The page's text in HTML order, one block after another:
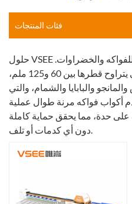
فئات المنتجات
حلول VSEE الوقائية الشاملة لما بعد الحصاد للفواكه والخضراوات.
بالنسبة للفواكه والخضراوات التي يتراوح قطرها بين 60 و125 ملم،
والبابايا والشمام، والتي
أكواب فواكه مرنة طوال عملية
حدة، مما يحقق حماية كاملة